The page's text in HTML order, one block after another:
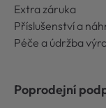
Extra záruka
Příslušenství a
Péče a údržba
Poprodejní